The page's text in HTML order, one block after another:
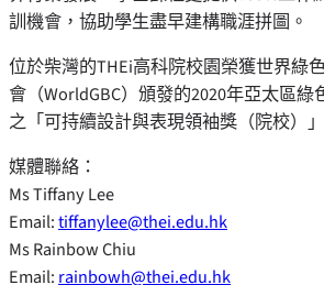
訓機會，協助學生盡早建構職涯拼圖。
位於柴灣的THEi高科院校園榮獲世界綠
會（WorldGBC）頒發的2020年亞太區綠
之「可持續設計與表現領袖獎（院校）
媒體聯絡：
Ms Tiffany Lee
Email:tiffanylee@thei.edu.hk
Ms Rainbow Chiu
Email: rainbowh@thei.edu.hk